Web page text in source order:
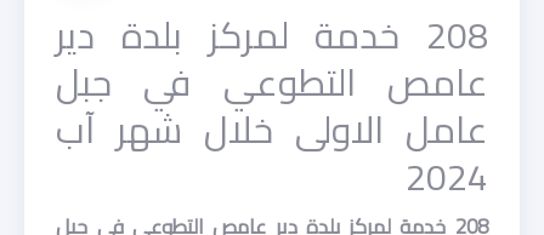
208 خدمة لمركز بلدة دير
عامص التطوعي في جبل
عامل الاولى خلال شهر آب
2024
208 خدمة لمركز بلدة دير عامص التطوعي في جبل